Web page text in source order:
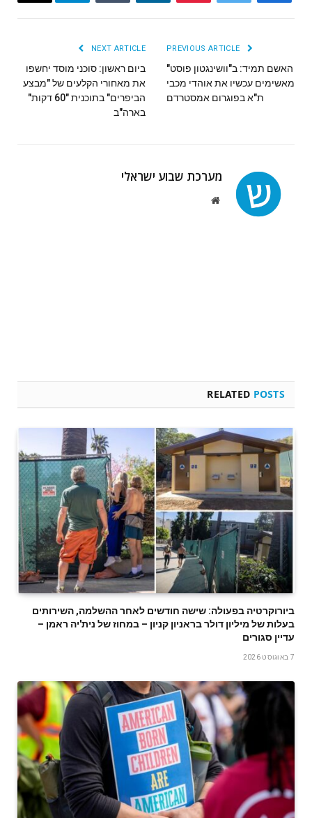
האשם תמיד: ב"וושינגטון פוסט"
מאשימים עכשיו את אוהדי מכבי
ת"א בפוגרום אמסטרדם
NEXT ARTICLE
ביום ראשון: סוכני מוסד יחשפו
את מאחורי הקלעים של "מבצע
הביפרים" בתוכנית "60 דקות"
בארה"ב
מערכת שבוע ישראלי
Website
RELATED POSTS
ביורוקרטיה בפעולה: שישה חודשים לאחר ההשלמה, השירותים
בעלות של מיליון דולר בראניון קניון – במחוז של נית'יה ראמן –
עדיין סגורים
7 באוגוסט 2026